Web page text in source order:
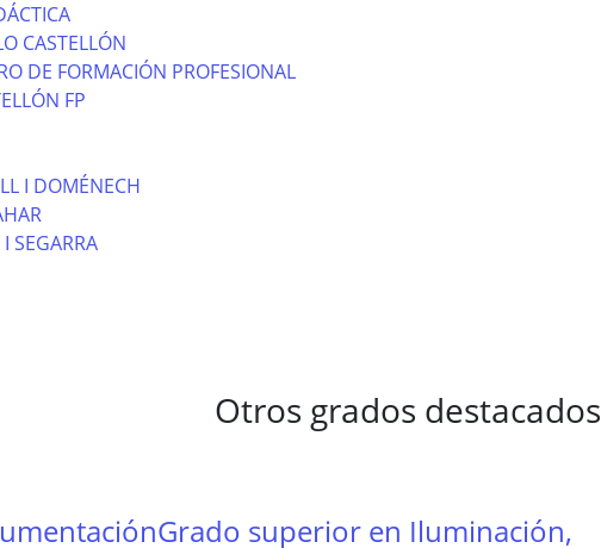
CASTELLÓN
DE FORMACIÓN PROFESIONAL
FP
I DOMÉNECH
SEGARRA
Otros grados destacados
Grado superior en Iluminación,